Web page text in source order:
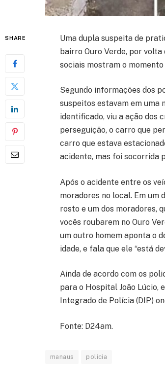
SHARE
Uma dupla suspeita de
bairro Ouro Verde, por
sociais mostram o
Segundo informações dos
suspeitos estavam em uma
identificado, viu a ação dos
perseguição, o carro que
carro que estava
acidente, mas foi socorrida
Após o acidente entre os
moradores no local. Em um
rosto e um dos moradores,
vocês roubarem no Ouro
um outro homem aponta o
idade, e fala que ele “está
Ainda de acordo com os
para o Hospital João Lúcio,
Integrado de Polícia (DIP)
Fonte: D24am.
manaus policia